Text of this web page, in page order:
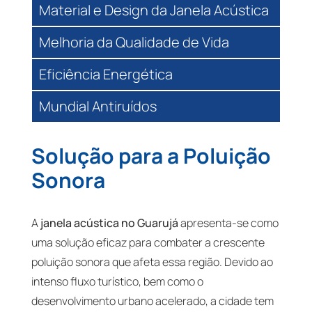
Material e Design da Janela Acústica
Melhoria da Qualidade de Vida
Eficiência Energética
Mundial Antiruídos
Solução para a Poluição
Sonora
Ajanela acústica no Guarujáapresenta-se como
uma solução eficaz para combater a crescente
poluição sonora que afeta essa região. Devido ao
intenso fluxo turístico, bem como o
desenvolvimento urbano acelerado, a cidade tem